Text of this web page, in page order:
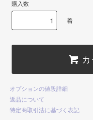
購入数
着
オプションの値段詳細
返品について
特定商取引法に基づく表記